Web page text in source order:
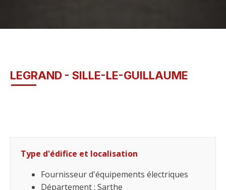
LEGRAND - SILLE-LE-GUILLAUME
Type d'édifice et localisation
Fournisseur d'équipements électriques
Département : Sarthe